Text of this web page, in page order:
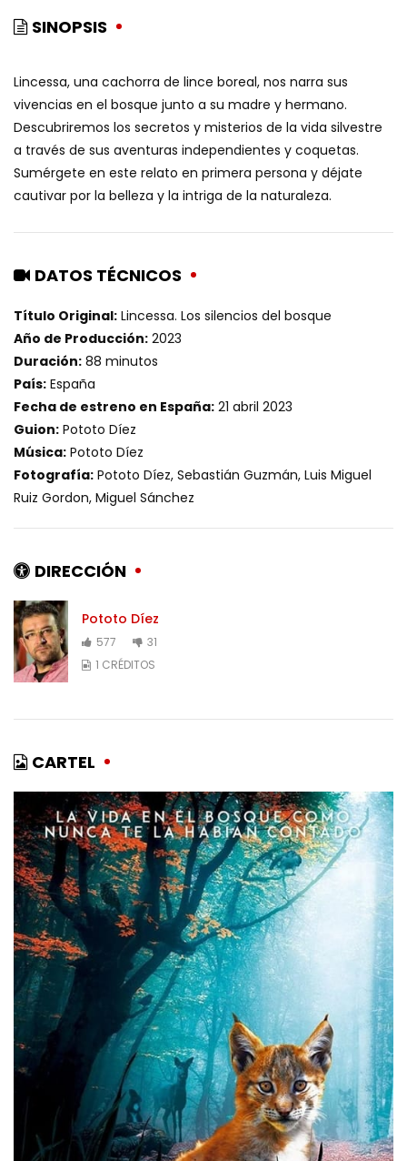
SINOPSIS
Lincessa, una cachorra de lince boreal, nos narra sus
vivencias en el bosque junto a su madre y hermano.
Descubriremos los secretos y misterios de la vida silvestre
a través de sus aventuras independientes y coquetas.
Sumérgete en este relato en primera persona y déjate
cautivar por la belleza y la intriga de la naturaleza.
DATOS TÉCNICOS
Título Original: Lincessa. Los silencios del bosque
Año de Producción: 2023
Duración: 88 minutos
País: España
Fecha de estreno en España: 21 abril 2023
Guion: Pototo Díez
Música: Pototo Díez
Fotografía: Pototo Díez, Sebastián Guzmán, Luis Miguel
Ruiz Gordon, Miguel Sánchez
DIRECCIÓN
Pototo Díez
577
31
1 CRÉDITOS
CARTEL